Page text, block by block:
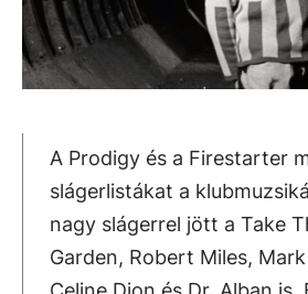
A Prodigy és a Firestarter
slágerlistákat a
nagy slágerrel jött a Take
Garden, Robert Miles,